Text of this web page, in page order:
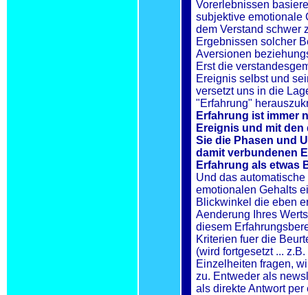
Vorerlebnissen
subjektive emotionale
dem Verstand schwer
Ergebnissen solcher
Aversionen
Erst die
Ereignis selbst und
versetzt uns in die
"Erfahrung"
Erfahrung ist immer
Ereignis und mit
Sie die Phasen und
damit verbundenen
Erfahrung als etwas
Und das
emotionalen Gehalts
Blickwinkel die eben
Aenderung Ihres
diesem
Kriterien fuer die
(wird fortgesetzt ...
Einzelheiten fragen,
zu. Entweder als
als direkte Antwort